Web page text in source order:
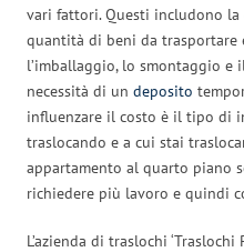
vari fattori. Questi includono
quantità di beni da trasportare
l’imballaggio, lo smontaggio
necessità di un deposito
influenzare il costo è il tipo di
traslocando e a cui stai
appartamento al quarto piano
richiedere più lavoro e quindi
L’azienda di traslochi